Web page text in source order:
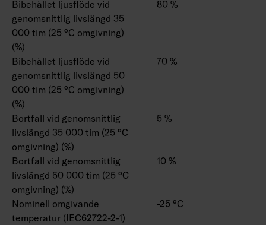
Bibehållet ljusflöde vid
genomsnittlig livslängd 35
000 tim (25 °C omgivning)
(%)
80 %
Bibehållet ljusflöde vid
genomsnittlig livslängd 50
000 tim (25 °C omgivning)
(%)
70 %
Bortfall vid genomsnittlig
livslängd 35 000 tim (25 °C
omgivning) (%)
5 %
Bortfall vid genomsnittlig
livslängd 50 000 tim (25 °C
omgivning) (%)
10 %
Nominell omgivande
temperatur (IEC62722-2-1)
-25 °C